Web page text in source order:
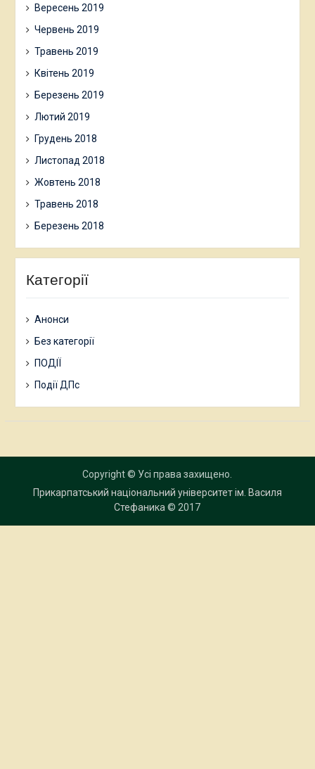
Вересень 2019
Червень 2019
Травень 2019
Квітень 2019
Березень 2019
Лютий 2019
Грудень 2018
Листопад 2018
Жовтень 2018
Травень 2018
Березень 2018
Категорії
Анонси
Без категорії
ПОДІЇ
Події ДПс
Copyright © Усі права захищено.
Прикарпатський національний університет ім. Василя
Стефаника © 2017